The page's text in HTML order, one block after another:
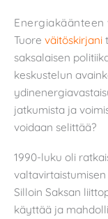
Tuore väitöskirjani
saksalaisen
keskustelun
jatkumista ja
voidaan selittää?
1990-luku oli
Silloin Saksan
käyttää ja